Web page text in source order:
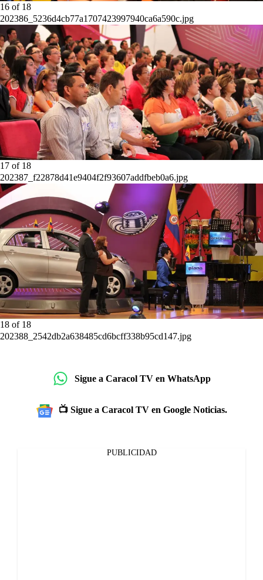
16 of 18
202386_5236d4cb77a1707423997940ca6a590c.jpg
17 of 18
202387_f22878d41e9404f2f93607addfbeb0a6.jpg
18 of 18
202388_2542db2a638485cd6bcff338b95cd147.jpg
Sigue a Caracol TV en WhatsApp
📺 Sigue a Caracol TV en Google Noticias.
PUBLICIDAD